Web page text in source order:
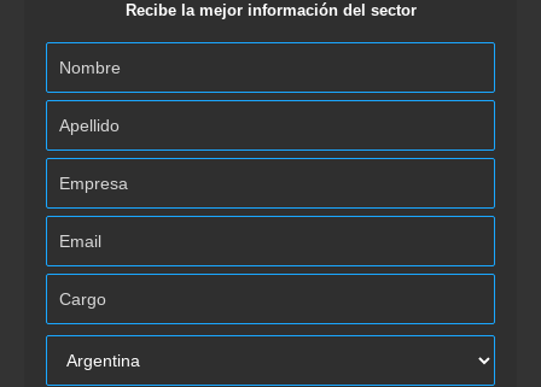
Recibe la mejor información del sector